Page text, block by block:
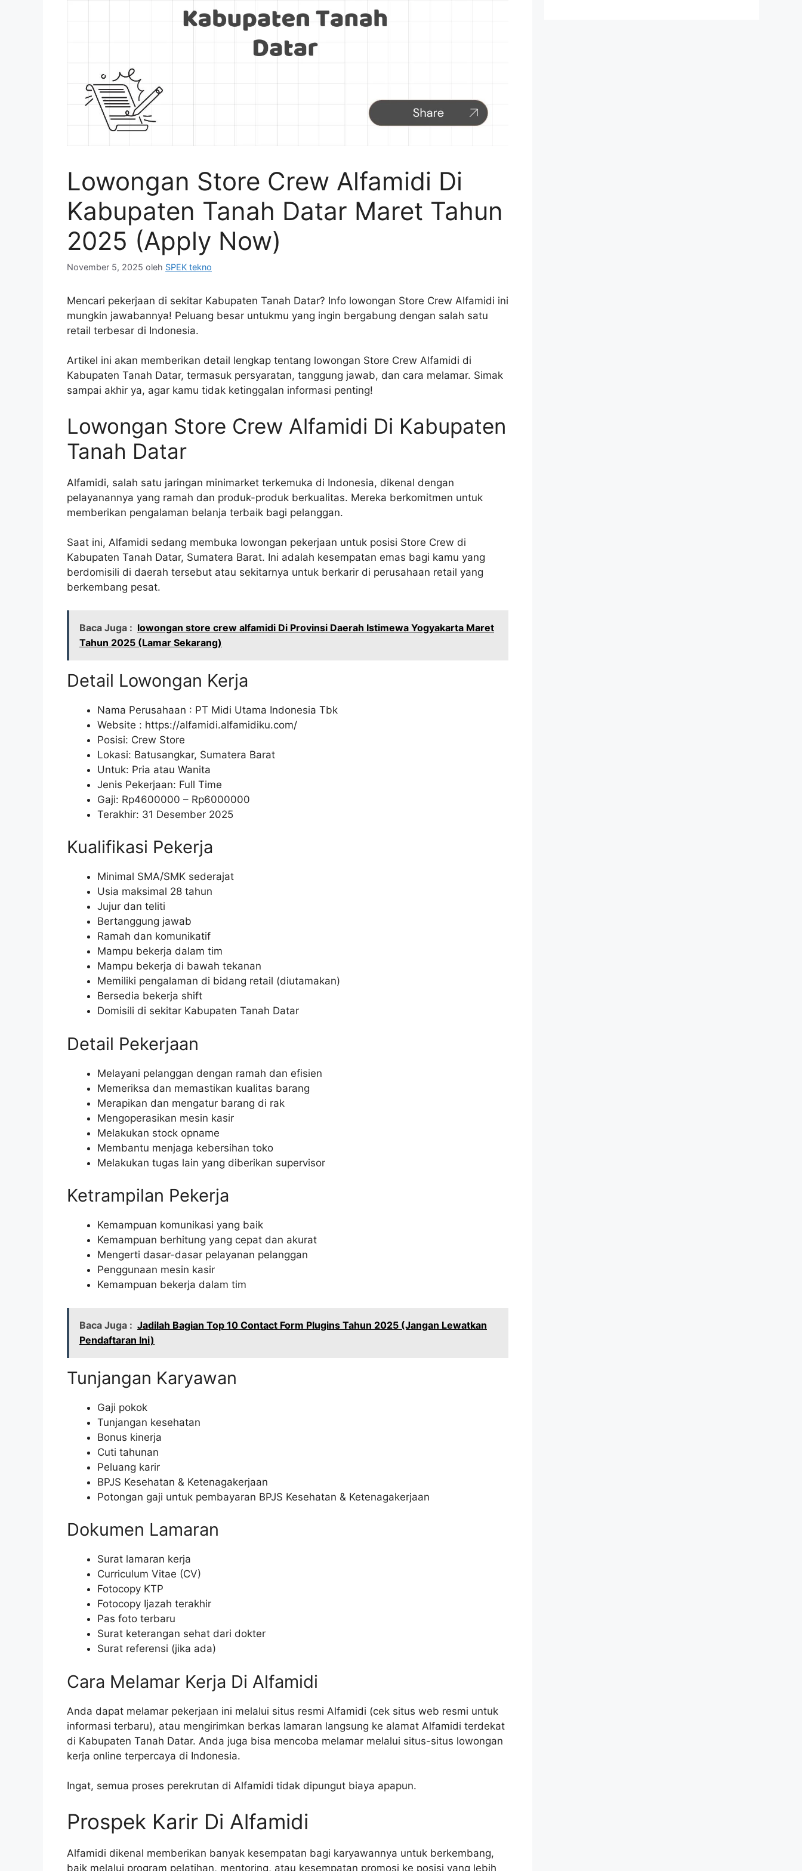
Lowongan Store Crew Alfamidi Di
Kabupaten Tanah Datar Maret Tahun
2025 (Apply Now)
November 5, 2025 oleh SPEK tekno
Mencari pekerjaan di sekitar Kabupaten Tanah Datar? Info lowongan Store Crew Alfamidi ini
mungkin jawabannya! Peluang besar untukmu yang ingin bergabung dengan salah satu
retail terbesar di Indonesia.
Artikel ini akan memberikan detail lengkap tentang lowongan Store Crew Alfamidi di
Kabupaten Tanah Datar, termasuk persyaratan, tanggung jawab, dan cara melamar. Simak
sampai akhir ya, agar kamu tidak ketinggalan informasi penting!
Lowongan Store Crew Alfamidi Di Kabupaten
Tanah Datar
Alfamidi, salah satu jaringan minimarket terkemuka di Indonesia, dikenal dengan
pelayanannya yang ramah dan produk-produk berkualitas. Mereka berkomitmen untuk
memberikan pengalaman belanja terbaik bagi pelanggan.
Saat ini, Alfamidi sedang membuka lowongan pekerjaan untuk posisi Store Crew di
Kabupaten Tanah Datar, Sumatera Barat. Ini adalah kesempatan emas bagi kamu yang
berdomisili di daerah tersebut atau sekitarnya untuk berkarir di perusahaan retail yang
berkembang pesat.
Baca Juga : lowongan store crew alfamidi Di Provinsi Daerah Istimewa Yogyakarta Maret
Tahun 2025 (Lamar Sekarang)
Detail Lowongan Kerja
Nama Perusahaan : PT Midi Utama Indonesia Tbk
Website : https://alfamidi.alfamidiku.com/
Posisi: Crew Store
Lokasi: Batusangkar, Sumatera Barat
Untuk: Pria atau Wanita
Jenis Pekerjaan: Full Time
Gaji: Rp4600000 – Rp6000000
Terakhir: 31 Desember 2025
Kualifikasi Pekerja
Minimal SMA/SMK sederajat
Usia maksimal 28 tahun
Jujur dan teliti
Bertanggung jawab
Ramah dan komunikatif
Mampu bekerja dalam tim
Mampu bekerja di bawah tekanan
Memiliki pengalaman di bidang retail (diutamakan)
Bersedia bekerja shift
Domisili di sekitar Kabupaten Tanah Datar
Detail Pekerjaan
Melayani pelanggan dengan ramah dan efisien
Memeriksa dan memastikan kualitas barang
Merapikan dan mengatur barang di rak
Mengoperasikan mesin kasir
Melakukan stock opname
Membantu menjaga kebersihan toko
Melakukan tugas lain yang diberikan supervisor
Ketrampilan Pekerja
Kemampuan komunikasi yang baik
Kemampuan berhitung yang cepat dan akurat
Mengerti dasar-dasar pelayanan pelanggan
Penggunaan mesin kasir
Kemampuan bekerja dalam tim
Baca Juga : Jadilah Bagian Top 10 Contact Form Plugins Tahun 2025 (Jangan Lewatkan
Pendaftaran Ini)
Tunjangan Karyawan
Gaji pokok
Tunjangan kesehatan
Bonus kinerja
Cuti tahunan
Peluang karir
BPJS Kesehatan & Ketenagakerjaan
Potongan gaji untuk pembayaran BPJS Kesehatan & Ketenagakerjaan
Dokumen Lamaran
Surat lamaran kerja
Curriculum Vitae (CV)
Fotocopy KTP
Fotocopy Ijazah terakhir
Pas foto terbaru
Surat keterangan sehat dari dokter
Surat referensi (jika ada)
Cara Melamar Kerja Di Alfamidi
Anda dapat melamar pekerjaan ini melalui situs resmi Alfamidi (cek situs web resmi untuk
informasi terbaru), atau mengirimkan berkas lamaran langsung ke alamat Alfamidi terdekat
di Kabupaten Tanah Datar. Anda juga bisa mencoba melamar melalui situs-situs lowongan
kerja online terpercaya di Indonesia.
Ingat, semua proses perekrutan di Alfamidi tidak dipungut biaya apapun.
Prospek Karir Di Alfamidi
Alfamidi dikenal memberikan banyak kesempatan bagi karyawannya untuk berkembang,
baik melalui program pelatihan, mentoring, atau kesempatan promosi ke posisi yang lebih